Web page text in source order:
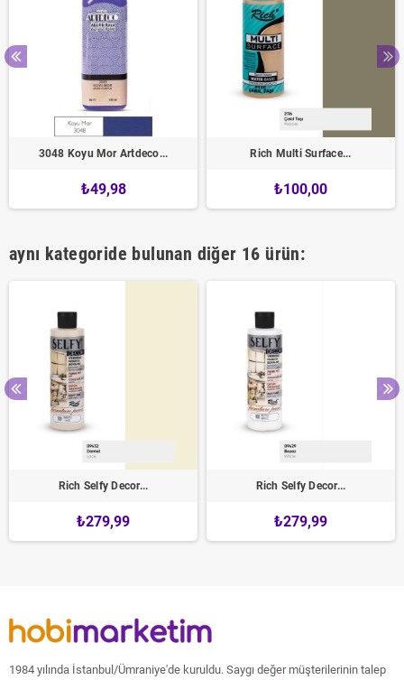
3048 Koyu Mor Artdeco...
₺49,98
Rich Multi Surface...
₺100,00
aynı kategoride bulunan diğer 16 ürün:
Rich Selfy Decor...
₺279,99
Rich Selfy Decor...
₺279,99
1984 yılında İstanbul/Ümraniye'de kuruldu. Saygı değer müşterilerinin talep